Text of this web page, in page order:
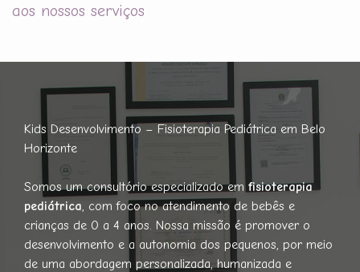
aos nossos serviços
Kids Desenvolvimento – Fisioterapia Pediátrica em Belo
Horizonte
Somos um consultório especializado em fisioterapia
pediátrica, com foco no atendimento de bebês e
crianças de 0 a 4 anos. Nossa missão é promover o
desenvolvimento e a autonomia dos pequenos, por meio
de uma abordagem personalizada, humanizada e